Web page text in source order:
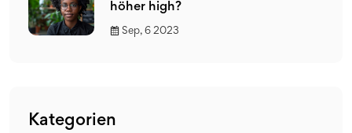
höher high?
Sep, 6 2023
Kategorien